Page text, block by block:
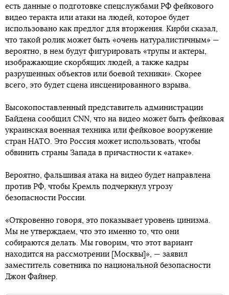
есть данные о подготовке спецслужбами РФ фейкового
видео теракта или атаки на людей, которое будет
использовано как предлог для вторжения. Кирби сказал,
что такой ролик может быть «очень натуралистичным» —
вероятно, в нем будут фигурировать «трупы и актеры,
изображающие скорбящих людей, а также кадры
разрушенных объектов или боевой техники». Скорее
всего, это будет сцена инсценированного взрыва.
Высокопоставленный представитель администрации
Байдена сообщил CNN, что на видео может быть фейковая
украинская военная техника или фейковое вооружение
стран НАТО. Это Россия может использовать, чтобы
обвинить страны Запада в причастности к «атаке».
Вероятно, фальшивая атака на видео будет направлена ​​
против РФ, чтобы Кремль подчеркнул угрозу
безопасности России.
«Откровенно говоря, это показывает уровень цинизма.
Мы не утверждаем, что это именно то, что они
собираются делать. Мы говорим, что этот вариант
находится на рассмотрении [Москвы]», — заявил
заместитель советника по национальной безопасности
Джон Файнер.